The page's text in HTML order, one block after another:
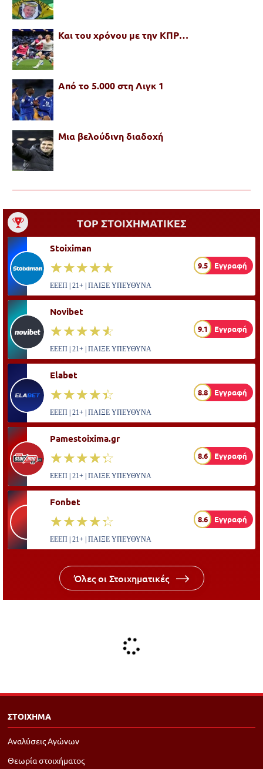
Και του χρόνου με την ΚΠΡ…
Από το 5.000 στη Λιγκ 1
Μια βελούδινη διαδοχή
TOP ΣΤΟΙΧΗΜΑΤΙΚΕΣ
Stoiximan
☆☆☆☆☆
★★★★★ 9.5 Εγγραφή
ΕΕΕΠ | 21+ | ΠΑΙΞΕ ΥΠΕΥΘΥΝΑ
Novibet
☆☆☆☆☆
★★★★★ 9.1 Εγγραφή
ΕΕΕΠ | 21+ | ΠΑΙΞΕ ΥΠΕΥΘΥΝΑ
Elabet
☆☆☆☆☆
★★★★★ 8.8 Εγγραφή
ΕΕΕΠ | 21+ | ΠΑΙΞΕ ΥΠΕΥΘΥΝΑ
Pamestoixima.gr
☆☆☆☆☆
★★★★★ 8.6 Εγγραφή
ΕΕΕΠ | 21+ | ΠΑΙΞΕ ΥΠΕΥΘΥΝΑ
Fonbet
☆☆☆☆☆
★★★★★ 8.6 Εγγραφή
ΕΕΕΠ | 21+ | ΠΑΙΞΕ ΥΠΕΥΘΥΝΑ
Όλες οι Στοιχηματικές
ΣΤΟΙΧΗΜΑ
Αναλύσεις Αγώνων
Θεωρία στοιχήματος